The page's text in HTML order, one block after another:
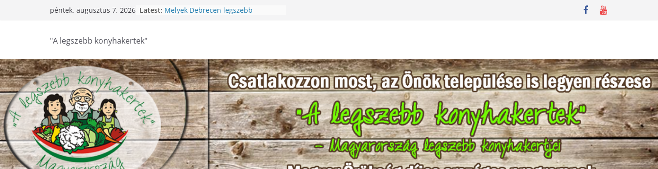
péntek, augusztus 7, 2026 Latest: Melyek Debrecen legszebb
nógrádi óvoda! Különleges módon
nevelik a természet szeretetére a
legkisebbeket
Keresik Debrecen legszebb
konyhakertjeit
Debrecen – Ültess, gondozd, nyerj:
Debrecen legszebb konyhakertjeit
keresik – videóval
"A legszebb konyhakertek"